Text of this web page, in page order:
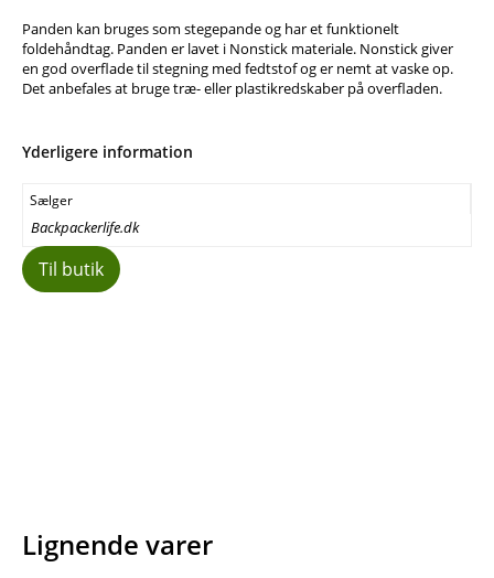
Panden kan bruges som stegepande og har et funktionelt
foldehåndtag. Panden er lavet i Nonstick materiale. Nonstick giver
en god overflade til stegning med fedtstof og er nemt at vaske op.
Det anbefales at bruge træ- eller plastikredskaber på overfladen.
Yderligere information
Sælger
Backpackerlife.dk
Til butik
Lignende varer